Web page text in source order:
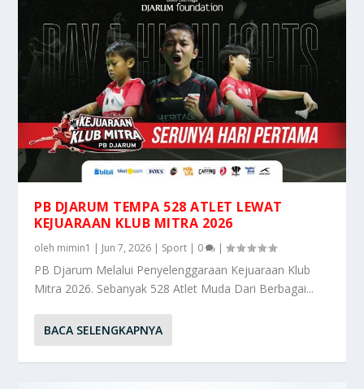
PB DJARUM TEMPA 528 ATLET LEWAT
KEJUARAAN KLUB MITRA 2026
oleh mimin1 | Jun 7, 2026 | Sport | 0 |
PB Djarum Melalui Penyelenggaraan Kejuaraan Klub
Mitra 2026. Sebanyak 528 Atlet Muda Dari Berbagai...
BACA SELENGKAPNYA